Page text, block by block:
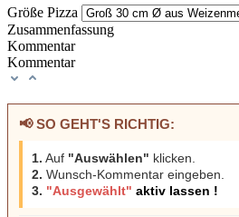
Größe Pizza
Zusammenfassung
Kommentar
Kommentar
📢 SO GEHT'S RICHTIG:
1. Auf "Auswählen" klicken.
2. Wunsch-Kommentar eingeben.
3. "Ausgewählt" aktiv lassen !